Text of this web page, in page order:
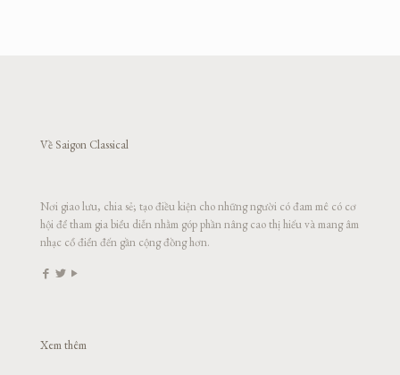
Về Saigon Classical
Nơi giao lưu, chia sẻ; tạo điều kiện cho những người có đam mê có cơ
hội để tham gia biểu diễn nhằm góp phần nâng cao thị hiếu và mang âm
nhạc cổ điển đến gần cộng đồng hơn.
Xem thêm